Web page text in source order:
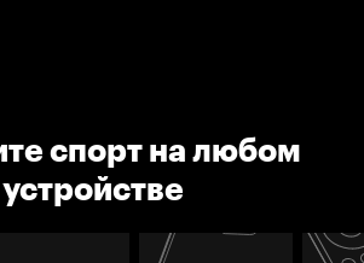
спорт на любом
устройстве